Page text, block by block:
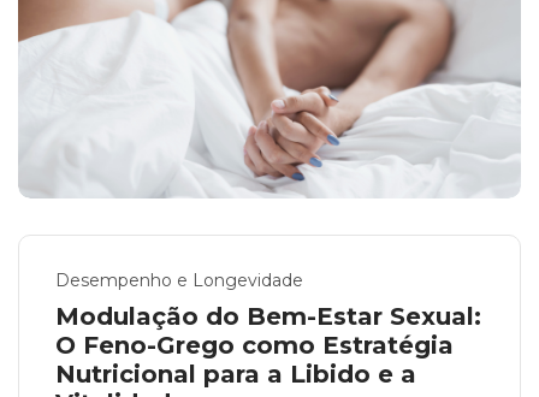
Desempenho e Longevidade
Modulação do Bem-Estar Sexual:
O Feno-Grego como Estratégia
Nutricional para a Libido e a